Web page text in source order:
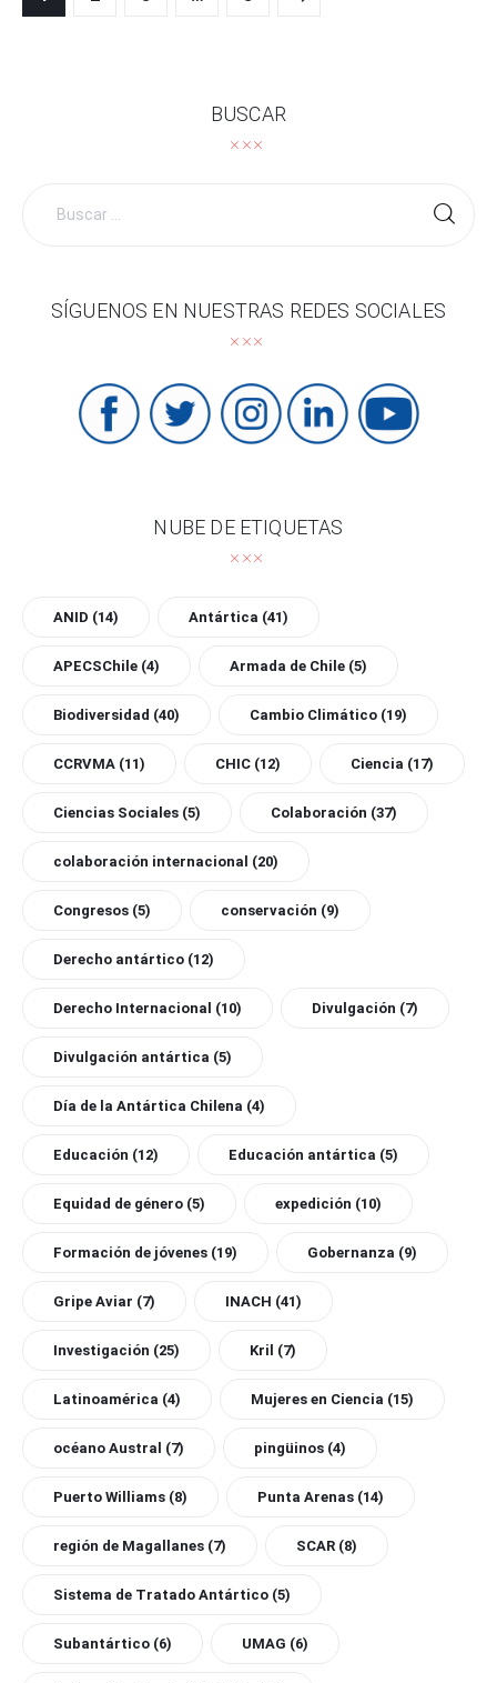
de
BUSCAR
SÍGUENOS EN NUESTRAS REDES SOCIALES
NUBE DE ETIQUETAS
ANID (14) Antártica (41)
APECSChile (4) Armada de Chile (5)
Biodiversidad (40) Cambio Climático (19)
CCRVMA (11) CHIC (12) Ciencia (17)
Ciencias Sociales (5) Colaboración (37)
colaboración internacional (20)
Congresos (5) conservación (9)
Derecho antártico (12)
Derecho Internacional (10) Divulgación (7)
Divulgación antártica (5)
Día de la Antártica Chilena (4)
Educación (12) Educación antártica (5)
Equidad de género (5) expedición (10)
Formación de jóvenes (19) Gobernanza (9)
Gripe Aviar (7) INACH (41)
Investigación (25) Kril (7)
Latinoamérica (4) Mujeres en Ciencia (15)
océano Austral (7) pingüinos (4)
Puerto Williams (8) Punta Arenas (14)
región de Magallanes (7) SCAR (8)
Sistema de Tratado Antártico (5)
Subantártico (6) UMAG (6)